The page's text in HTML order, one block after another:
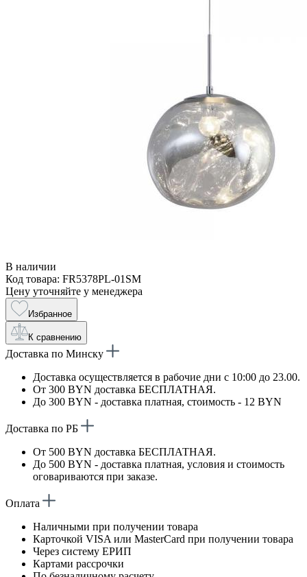
В наличии
Код товара: FR5378PL-01SM
Цену уточняйте у менеджера
Избранное
К сравнению
Доставка по Минску
Доставка осуществляется в рабочие дни с 10:00 до 23.00.
От 300 BYN доставка БЕСПЛАТНАЯ.
До 300 BYN - доставка платная, стоимость - 12 BYN
Доставка по РБ
От 500 BYN доставка БЕСПЛАТНАЯ.
До 500 BYN - доставка платная, условия и стоимость
оговариваются при заказе.
Оплата
Наличными при получении товара
Карточкой VISA или MasterCard при получении товара
Через систему ЕРИП
Картами рассрочки